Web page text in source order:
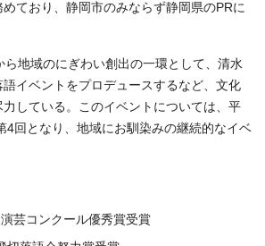
ており、静岡市のみならず静岡県のPRに
ら地域のにぎわい創出の一環として、清水
イベントをプロデュースするなど、文化
している。このイベントについては、平
4回となり、地域にお馴染みの継続的なイベ
芸コンクール優秀賞受賞